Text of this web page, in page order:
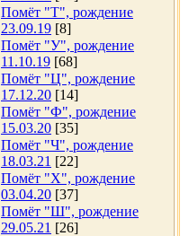
Помёт "Т", рождение
23.09.19 [8]
Помёт "У", рождение
11.10.19 [68]
Помёт "Ц", рождение
17.12.20 [14]
Помёт "Ф", рождение
15.03.20 [35]
Помёт "Ч", рождение
18.03.21 [22]
Помёт "Х", рождение
03.04.20 [37]
Помёт "Ш", рождение
29.05.21 [26]